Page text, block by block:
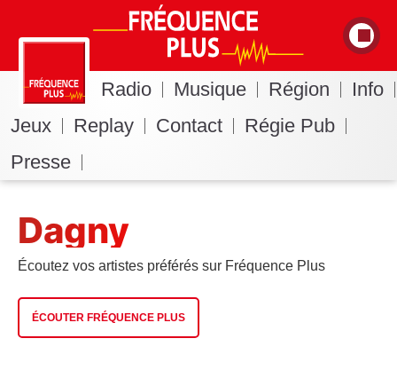
Radio Musique Région
Info
Jeux
Replay Contact
Régie Pub
Presse
Dagny
Écoutez vos artistes préférés sur Fréquence Plus
ÉCOUTER FRÉQUENCE PLUS